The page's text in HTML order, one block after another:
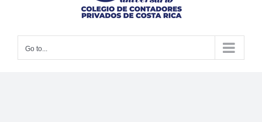
Go to...